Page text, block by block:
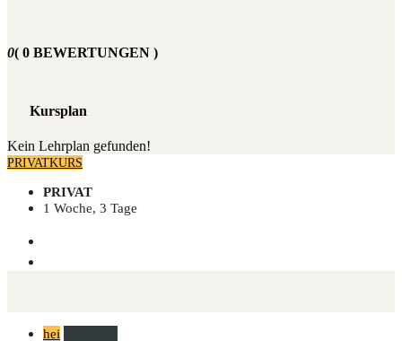
0( 0 BEWERTUNGEN )
Kursplan
Kein Lehrplan gefunden!
PRIVATKURS
PRIVAT
1 Woche, 3 Tage
hei